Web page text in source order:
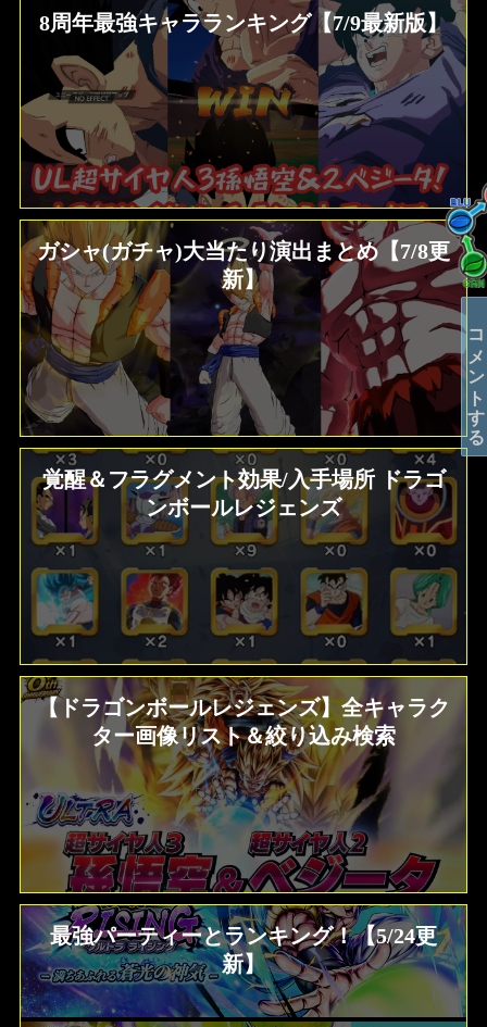
8周年最強キャラランキング【7/9最新版】
ガシャ(ガチャ)大当たり演出まとめ【7/8更
新】
覚醒＆フラグメント効果/入手場所 ドラゴ
ンボールレジェンズ
【ドラゴンボールレジェンズ】全キャラク
ター画像リスト＆絞り込み検索
最強パーティーとランキング！【5/24更
新】
コメントする